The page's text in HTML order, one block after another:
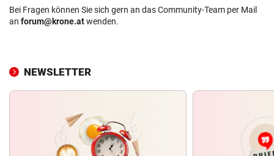
Bei Fragen können Sie sich gern an das Community-Team per Mail
an forum@krone.atwenden.
NEWSLETTER